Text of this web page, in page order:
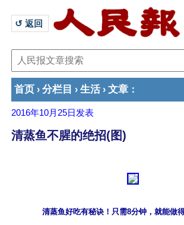
↺ 返回
首页 › 分栏目 › 生活 › 文章 ：
2016年10月25日 发表
清蒸鱼不腥的绝招(图)